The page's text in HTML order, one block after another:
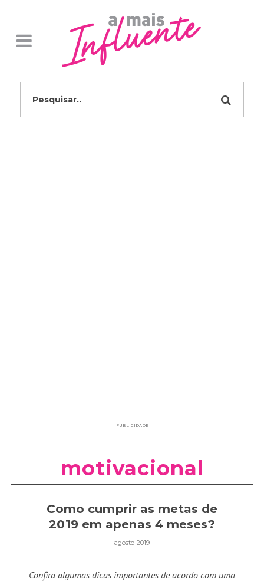
PUBLICIDADE
motivacional
Como cumprir as metas de
2019 em apenas 4 meses?
agosto 2019
Confira algumas dicas importantes de acordo com uma